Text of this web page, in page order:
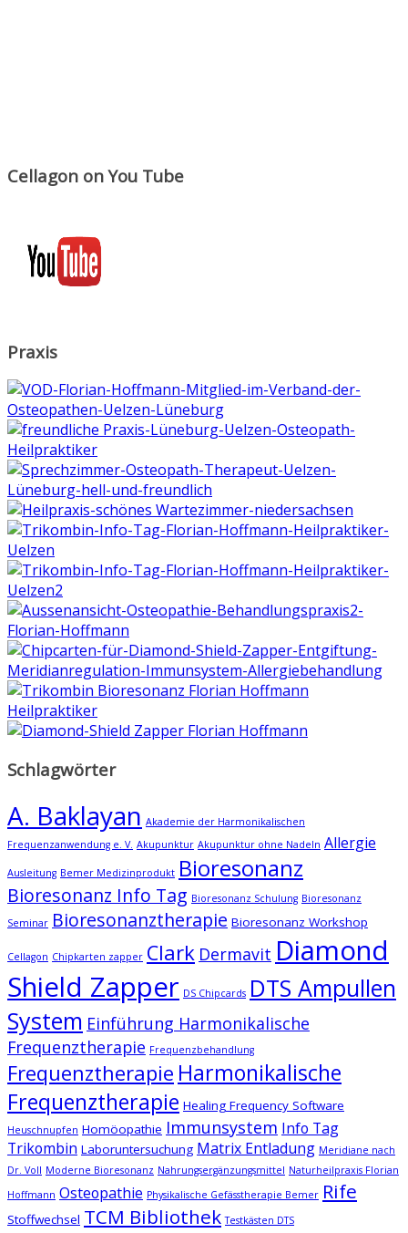
Cellagon on You Tube
Praxis
Schlagwörter
A. Baklayan Akademie der Harmonikalischen
Frequenzanwendung e. V. Akupunktur Akupunktur ohne Nadeln Allergie
Ausleitung Bemer Medizinprodukt Bioresonanz
Bioresonanz Info Tag Bioresonanz Schulung Bioresonanz
Seminar Bioresonanztherapie Bioresonanz Workshop
Cellagon Chipkarten zapper Clark Dermavit Diamond
Shield Zapper DS Chipcards DTS Ampullen
System Einführung Harmonikalische
Frequenztherapie Frequenzbehandlung
Frequenztherapie Harmonikalische
Frequenztherapie Healing Frequency Software
Heuschnupfen Homöopathie Immunsystem Info Tag
Trikombin Laboruntersuchung Matrix Entladung Meridiane nach
Dr. Voll Moderne Bioresonanz Nahrungsergänzungsmittel Naturheilpraxis Florian
Hoffmann Osteopathie Physikalische Gefässtherapie Bemer Rife
Stoffwechsel TCM Bibliothek Testkästen DTS